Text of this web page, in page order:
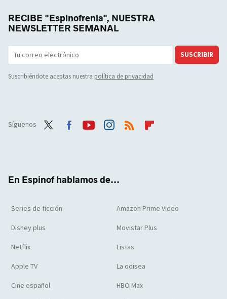
RECIBE "Espinofrenia", NUESTRA
NEWSLETTER SEMANAL
SUSCRIBIR
Suscribiéndote aceptas nuestra política de privacidad
Síguenos
En Espinof hablamos de...
Series de ficción Amazon Prime Video
Disney plus Movistar Plus
Netflix Listas
Apple TV La odisea
Cine español HBO Max